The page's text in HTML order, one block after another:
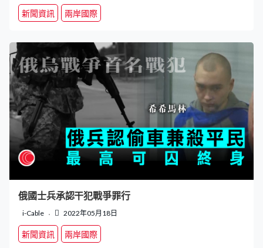
新聞資訊 兩岸國際
俄國士兵承認干犯戰爭罪行
i-Cable 2022年05月18日
新聞資訊 兩岸國際